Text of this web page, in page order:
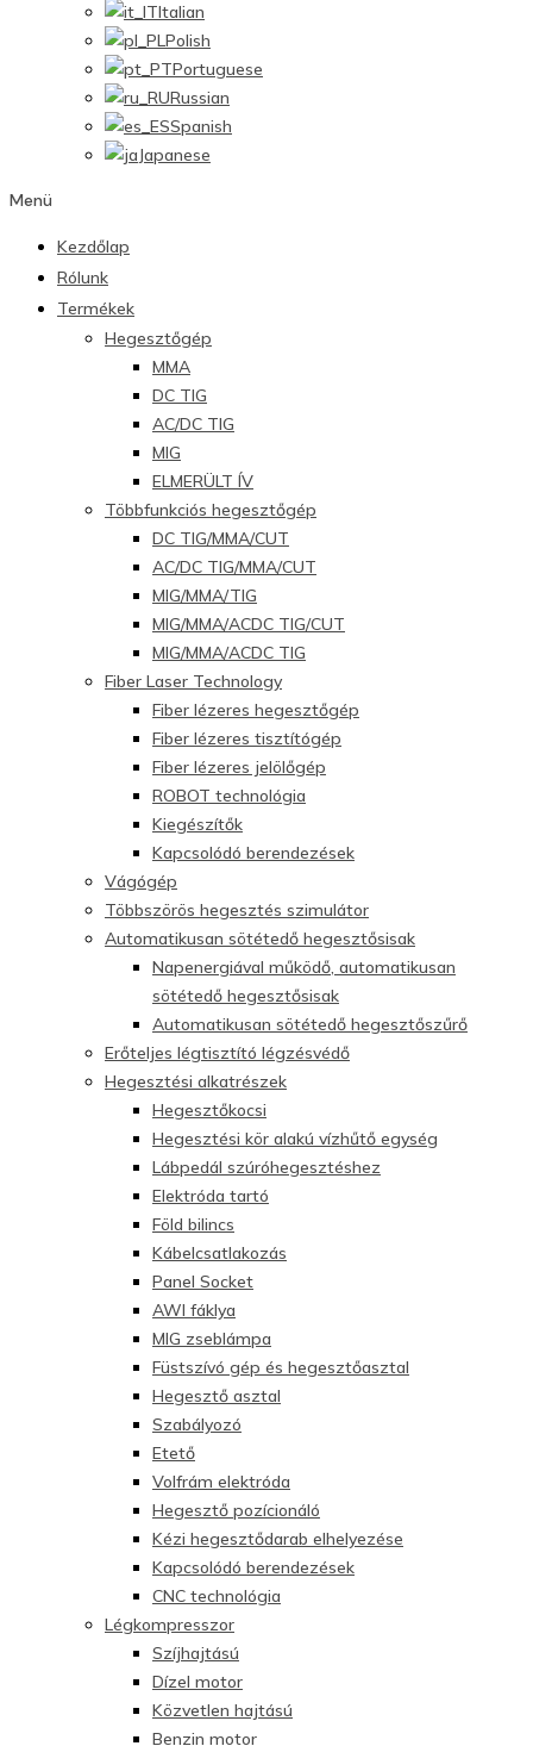
Italian
Polish
Portuguese
Russian
Spanish
Japanese
Menü
Kezdőlap
Rólunk
Termékek
Hegesztőgép
MMA
DC TIG
AC/DC TIG
MIG
ELMERÜLT ÍV
Többfunkciós hegesztőgép
DC TIG/MMA/CUT
AC/DC TIG/MMA/CUT
MIG/MMA/TIG
MIG/MMA/ACDC TIG/CUT
MIG/MMA/ACDC TIG
Fiber Laser Technology
Fiber lézeres hegesztőgép
Fiber lézeres tisztítógép
Fiber lézeres jelölőgép
ROBOT technológia
Kiegészítők
Kapcsolódó berendezések
Vágógép
Többszörös hegesztés szimulátor
Automatikusan sötétedő hegesztősisak
Napenergiával működő, automatikusan
sötétedő hegesztősisak
Automatikusan sötétedő hegesztőszűrő
Erőteljes légtisztító légzésvédő
Hegesztési alkatrészek
Hegesztőkocsi
Hegesztési kör alakú vízhűtő egység
Lábpedál szúróhegesztéshez
Elektróda tartó
Föld bilincs
Kábelcsatlakozás
Panel Socket
AWI fáklya
MIG zseblámpa
Füstszívó gép és hegesztőasztal
Hegesztő asztal
Szabályozó
Etető
Volfrám elektróda
Hegesztő pozícionáló
Kézi hegesztődarab elhelyezése
Kapcsolódó berendezések
CNC technológia
Légkompresszor
Szíjhajtású
Dízel motor
Közvetlen hajtású
Benzin motor